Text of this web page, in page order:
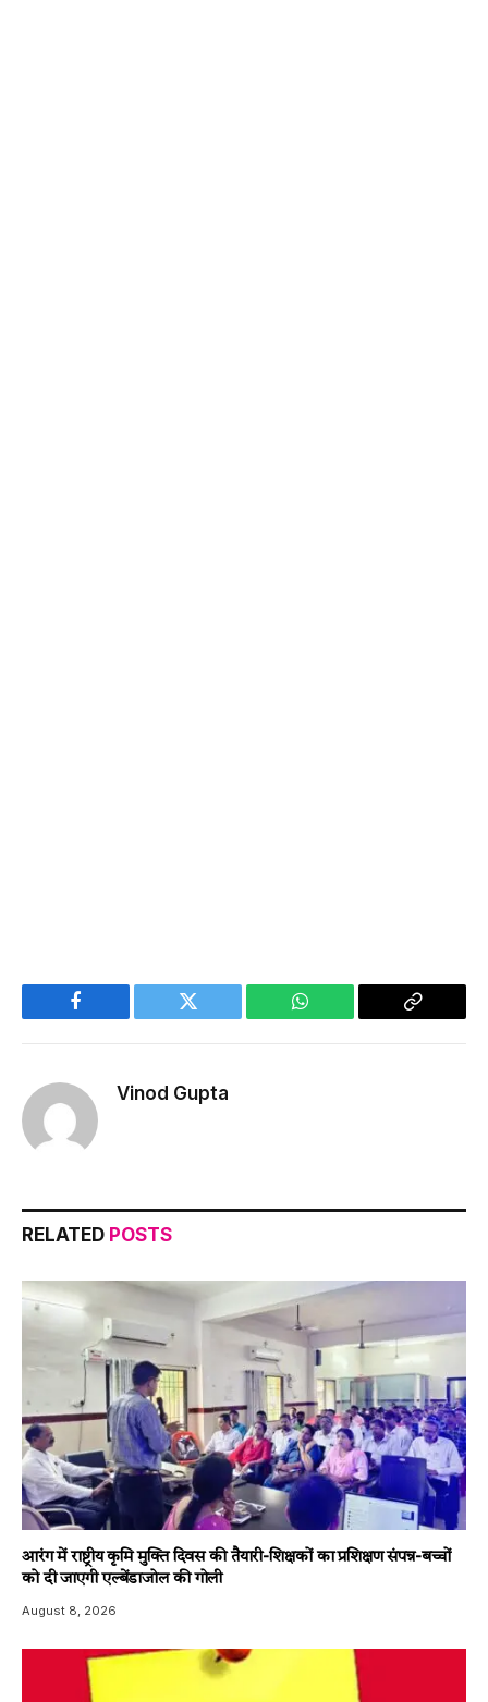
Facebook Twitter WhatsApp
Copy
Vinod Gupta
RELATED POSTS
आरंग में राष्ट्रीय कृमि मुक्ति दिवस की तैयारी-शिक्षकों का प्रशिक्षण संपन्न-बच्चों
को दी जाएगी एल्बेंडाजोल की गोली
August 8, 2026